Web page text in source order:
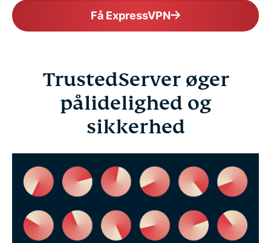
Få ExpressVPN
TrustedServer øger
pålidelighed og
sikkerhed